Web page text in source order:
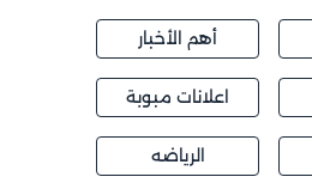
أهم الأخبار
اعلانات مبوبة
الرياضه